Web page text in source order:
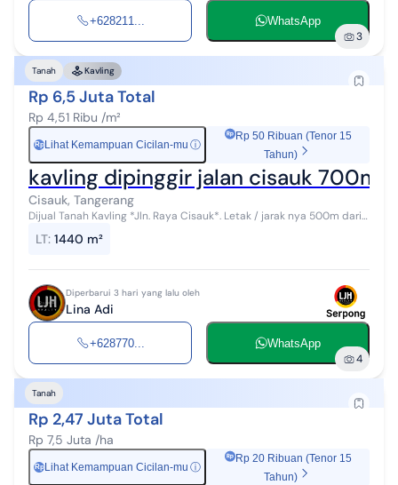
+628211... WhatsApp
3
Tanah Kavling
Rp 6,5 Juta Total
Rp 4,51 Ribu /m²
Rp Lihat Kemampuan Cicilan-mu ⓘ
Rp 50 Ribuan (Tenor 15
Tahun)
kavling dipinggir jalan cisauk 700m²
Cisauk, Tangerang
Dijual Tanah Kavling *Jln. Raya Cisauk*. Letak / jarak nya 500m dari
*Luas ...
LT: 1440 m²
Diperbarui 3 hari yang lalu oleh
Lina Adi
+628770... WhatsApp
4
Tanah
Rp 2,47 Juta Total
Rp 7,5 Juta /ha
Rp Lihat Kemampuan Cicilan-mu ⓘ
Rp 20 Ribuan (Tenor 15
Tahun)